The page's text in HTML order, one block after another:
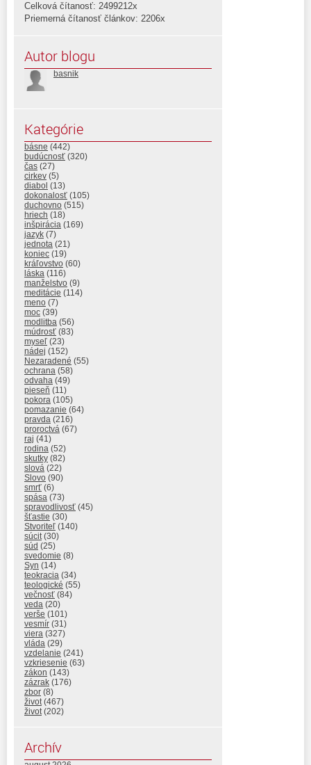
Celková čítanosť: 2499212x
Priemerná čítanosť článkov: 2206x
Autor blogu
basnik
Kategórie
básne (442)
budúcnosť (320)
čas (27)
cirkev (5)
diabol (13)
dokonalosť (105)
duchovno (515)
hriech (18)
inšpirácia (169)
jazyk (7)
jednota (21)
koniec (19)
kráľovstvo (60)
láska (116)
manželstvo (9)
meditácie (114)
meno (7)
moc (39)
modlitba (56)
múdrosť (83)
myseľ (23)
nádej (152)
Nezaradené (55)
ochrana (58)
odvaha (49)
pieseň (11)
pokora (105)
pomazanie (64)
pravda (216)
proroctvá (67)
raj (41)
rodina (52)
skutky (82)
slová (22)
Slovo (90)
smrť (6)
spása (73)
spravodlivosť (45)
šťastie (30)
Stvoriteľ (140)
súcit(30)
súd (25)
svedomie (8)
Syn (14)
teokracia (34)
teologické (55)
večnosť (84)
veda (20)
verše (101)
vesmír (31)
viera (327)
vláda (29)
vzdelanie (241)
vzkriesenie (63)
zákon (143)
zázrak (176)
zbor (8)
život(467)
život(202)
Archív